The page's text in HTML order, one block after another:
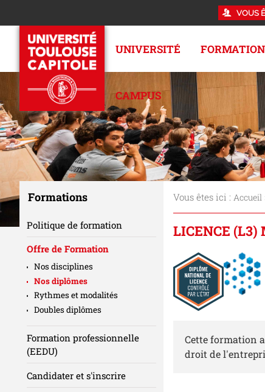
VOUS
UNIVERSITÉ
CAMPUS
Vous êtes ici : Accueil
LICENCE (L3)
Résumé
Cette formation
droit de
Formations
Politique de formation
Offre de Formation
Nos disciplines
Nos diplômes
Rythmes et modalités
Doubles diplômes
Formation professionnelle
(EEDU)
Candidater et s'inscrire